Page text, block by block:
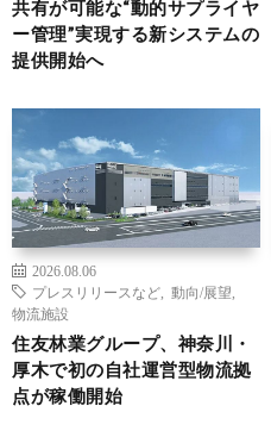
共有が可能な“動的サプライヤ
ー管理”実現する新システムの
提供開始へ
2026.08.06
プレスリリースなど
動向/展望
物流施設
住友林業グループ、神奈川・
厚木で初の自社運営型物流拠
点が稼働開始